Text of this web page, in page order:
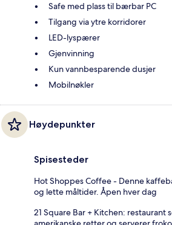
Safe med plass til bærbar PC
Tilgang via ytre korridorer
LED-lyspærer
Gjenvinning
Kun vannbesparende dusjer
Mobilnøkler
Høydepunkter
Spisesteder
Hot Shoppes Coffee - Denne
og lette måltider. Åpen hver dag
21 Square Bar + Kitchen: restaurant